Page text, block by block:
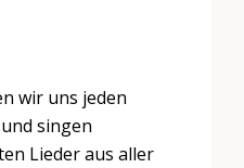
wir uns jeden
singen
Lieder aus aller